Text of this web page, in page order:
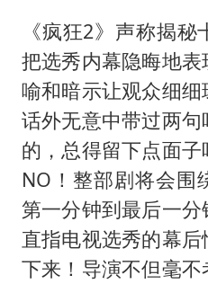
《疯狂2》声称揭
把选秀内幕隐晦地
喻和暗示让观众细
话外无意中带过两
的，总得留下点面子
NO！整部剧将会围
第一分钟到最后一
直指电视选秀的幕
下来！导演不但毫